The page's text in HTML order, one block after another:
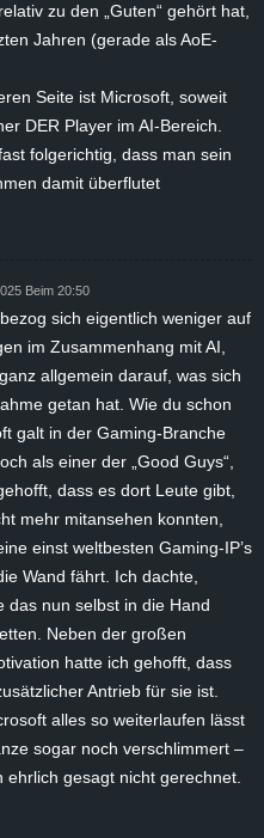
zu den „Guten“ gehört hat,
Jahren (gerade als AoE-
Seite ist Microsoft, soweit
DER Player im AI-Bereich.
folgerichtig, dass man sein
damit überflutet
Beim 20:50
sich eigentlich weniger auf
im Zusammenhang mit AI,
allgemein darauf, was sich
getan hat. Wie du schon
galt in der Gaming-Branche
als einer der „Good Guys“,
dass es dort Leute gibt,
mehr mitansehen konnten,
einst weltbesten Gaming-IP’s
Wand fährt. Ich dachte,
das nun selbst in die Hand
Neben der großen
hatte ich gehofft, dass
Antrieb für sie ist.
alles so weiterlaufen lässt
sogar noch verschlimmert –
ehrlich gesagt nicht gerechnet.